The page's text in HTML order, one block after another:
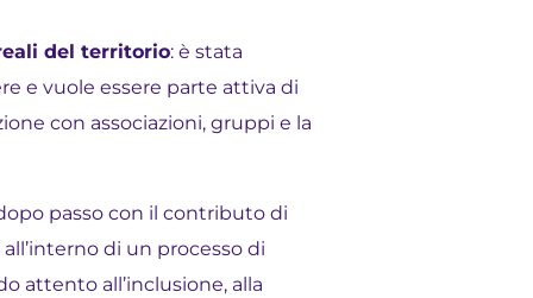
del territorio: è stata
e vuole essere parte attiva di
con associazioni, gruppi e la
passo con il contributo di
di un processo di
attento all’inclusione, alla